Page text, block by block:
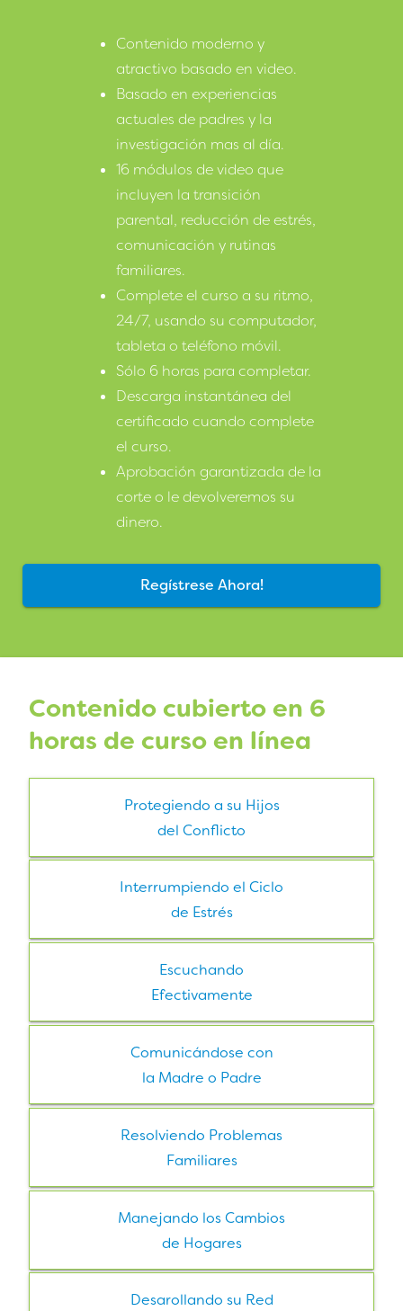
Contenido moderno y
atractivo basado en video.
Basado en experiencias
actuales de padres y la
investigación mas al día.
16 módulos de video que
incluyen la transición
parental, reducción de estrés,
comunicación y rutinas
familiares.
Complete el curso a su ritmo,
24/7, usando su computador,
tableta o teléfono móvil.
Sólo 6 horas para completar.
Descarga instantánea del
certificado cuando complete
el curso.
Aprobación garantizada de la
corte o le devolveremos su
dinero.
Regístrese Ahora!
Contenido cubierto en 6
horas de curso en línea
Protegiendo a su Hijos
del Conflicto
Interrumpiendo el Ciclo
de Estrés
Escuchando
Efectivamente
Comunicándose con
la Madre o Padre
Resolviendo Problemas
Familiares
Manejando los Cambios
de Hogares
Desarollando su Red